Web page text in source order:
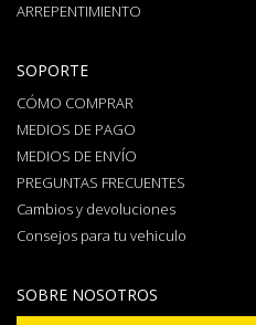
ARREPENTIMIENTO
SOPORTE
CÓMO COMPRAR
MEDIOS DE PAGO
MEDIOS DE ENVÍO
PREGUNTAS FRECUENTES
Cambios y devoluciones
Consejos para tu vehiculo
SOBRE NOSOTROS